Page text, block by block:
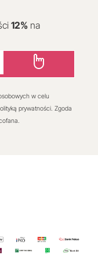
12% na
w celu
prywatności. Zgoda